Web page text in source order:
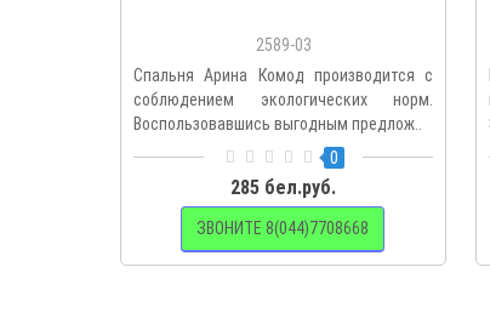
2589-03
Спальня Арина Комод производится с
соблюдением экологических норм.
Воспользовавшись выгодным предлож..
0
285 бел.руб.
ЗВОНИТЕ 8(044)7708668